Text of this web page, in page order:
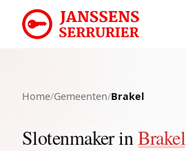
Home/Gemeenten/Brakel
Slotenmaker inBrakel